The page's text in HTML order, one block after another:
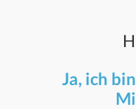
Ja, ich